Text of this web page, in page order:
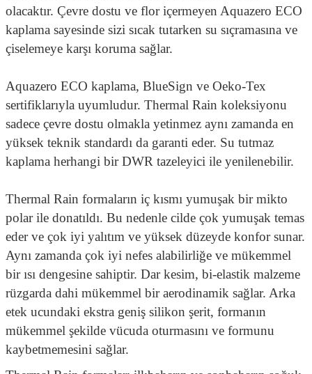
olacaktır. Çevre dostu ve flor içermeyen Aquazero ECO
kaplama sayesinde sizi sıcak tutarken su sıçramasına ve
çiselemeye karşı koruma sağlar.
Aquazero ECO kaplama, BlueSign ve Oeko-Tex
sertifiklarıyla uyumludur. Thermal Rain koleksiyonu
sadece çevre dostu olmakla yetinmez aynı zamanda en
yüksek teknik standardı da garanti eder. Su tutmaz
kaplama herhangi bir DWR tazeleyici ile yenilenebilir.
Thermal Rain formaların iç kısmı yumuşak bir mikto
polar ile donatıldı. Bu nedenle cilde çok yumuşak temas
eder ve çok iyi yalıtım ve yüksek düzeyde konfor sunar.
Aynı zamanda çok iyi nefes alabilirliğe ve mükemmel
bir ısı dengesine sahiptir. Dar kesim, bi-elastik malzeme
rüzgarda dahi mükemmel bir aerodinamik sağlar. Arka
etek ucundaki ekstra geniş silikon şerit, formanın
mükemmel şekilde vücuda oturmasını ve formunu
kaybetmemesini sağlar.